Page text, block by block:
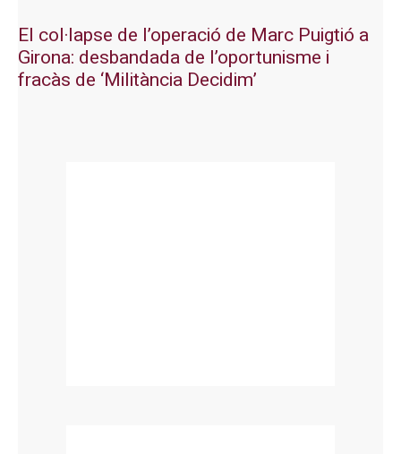
El col·lapse de l’operació de Marc Puigtió a
Girona: desbandada de l’oportunisme i
fracàs de ‘Militància Decidim’